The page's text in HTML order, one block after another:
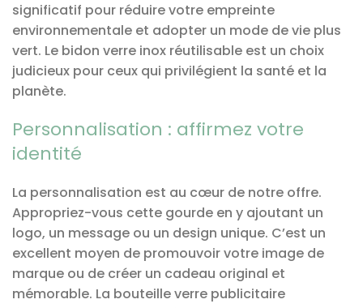
significatif pour réduire votre empreinte
environnementale et adopter un mode de vie plus
vert. Le bidon verre inox réutilisable est un choix
judicieux pour ceux qui privilégient la santé et la
planète.
Personnalisation : affirmez votre
identité
La personnalisation est au cœur de notre offre.
Appropriez-vous cette gourde en y ajoutant un
logo, un message ou un design unique. C’est un
excellent moyen de promouvoir votre image de
marque ou de créer un cadeau original et
mémorable. La bouteille verre publicitaire